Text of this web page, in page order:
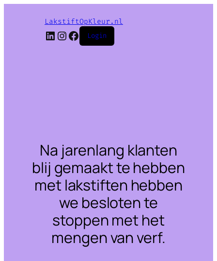
LakstiftOpKleur.nl
LinkedIn
Instagram
Facebook
Login
Na jarenlang klanten
blij gemaakt te hebben
met lakstiften hebben
we besloten te
stoppen met het
mengen van verf.